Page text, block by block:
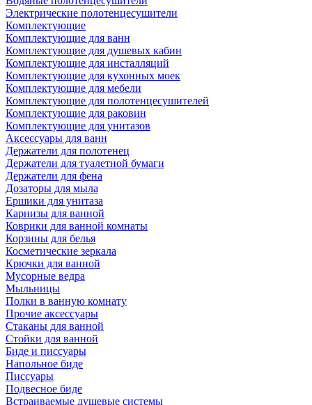
Электрические полотенцесушители
Комплектующие
Комплектующие для ванн
Комплектующие для душевых кабин
Комплектующие для инсталляций
Комплектующие для кухонных моек
Комплектующие для мебели
Комплектующие для полотенцесушителей
Комплектующие для раковин
Комплектующие для унитазов
Аксессуары для ванн
Держатели для полотенец
Держатели для туалетной бумаги
Держатели для фена
Дозаторы для мыла
Ершики для унитаза
Карнизы для ванной
Коврики для ванной комнаты
Корзины для белья
Косметические зеркала
Крючки для ванной
Мусорные ведра
Мыльницы
Полки в ванную комнату
Прочие аксессуары
Стаканы для ванной
Стойки для ванной
Биде и писсуары
Напольное биде
Писсуары
Подвесное биде
Встраиваемые душевые системы